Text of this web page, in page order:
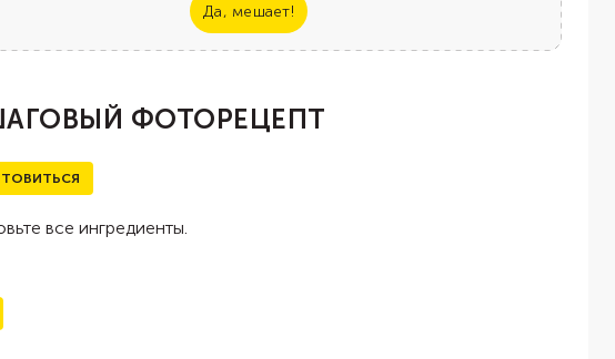
Да, мешает!
ФОТОРЕЦЕПТ
все ингредиенты.